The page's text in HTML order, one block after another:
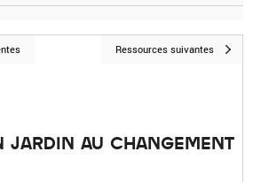
Ressources suivantes
JARDIN AU CHANGEMENT